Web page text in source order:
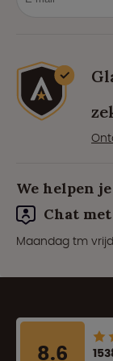
We helpen
Chat
Maandag tm
8.6